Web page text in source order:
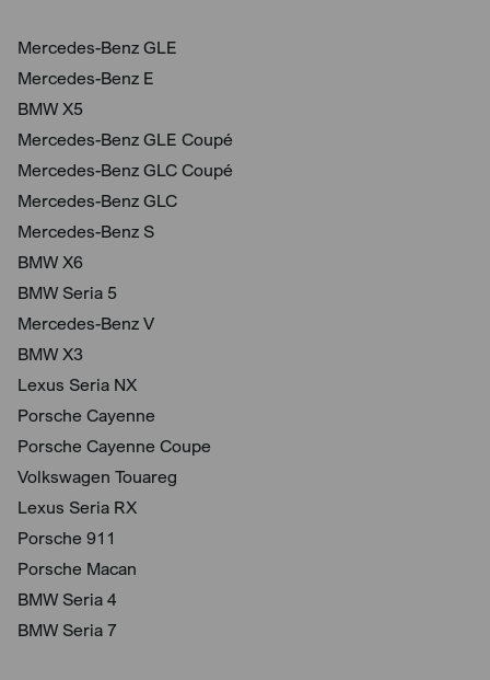
Mercedes-Benz GLE
Mercedes-Benz E
BMW X5
Mercedes-Benz GLE Coupé
Mercedes-Benz GLC Coupé
Mercedes-Benz GLC
Mercedes-Benz S
BMW X6
BMW Seria 5
Mercedes-Benz V
BMW X3
Lexus Seria NX
Porsche Cayenne
Porsche Cayenne Coupe
Volkswagen Touareg
Lexus Seria RX
Porsche 911
Porsche Macan
BMW Seria 4
BMW Seria 7